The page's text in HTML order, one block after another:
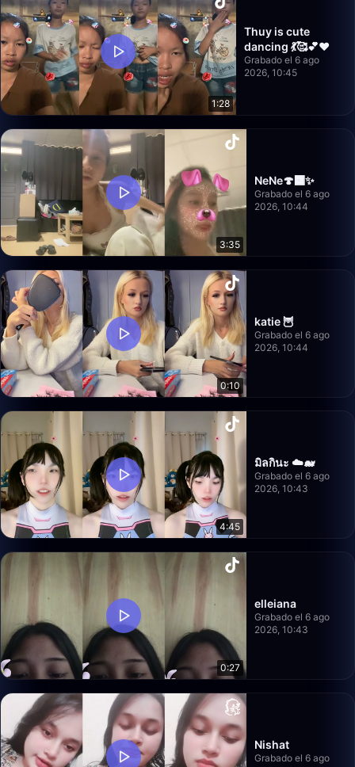
1:28
Thuy is cute
dancing 💃🥰💕❤️
Grabado el 6 ago
2026, 10:45
3:35
NeNe🍄‍🟫✨
Grabado el 6 ago
2026, 10:44
0:10
katie 🦉
Grabado el 6 ago
2026, 10:44
4:45
มิลกินะ ☁️🐋
Grabado el 6 ago
2026, 10:43
0:27
elleiana
Grabado el 6 ago
2026, 10:43
Nishat
Grabado el 6 ago